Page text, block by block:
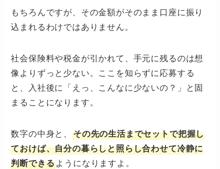
もちろんですが、その金額がそのまま口座に振り
込まれるわけではありません。
社会保険料や税金が引かれて、手元に残るのは想
像よりずっと少ない。ここを知らずに応募する
と、入社後に「えっ、こんなに少ないの？」と固
まることになります。
数字の中身と、その先の生活までセットで把握し
ておけば、自分の暮らしと照らし合わせて冷静に
判断できるようになりますよ。